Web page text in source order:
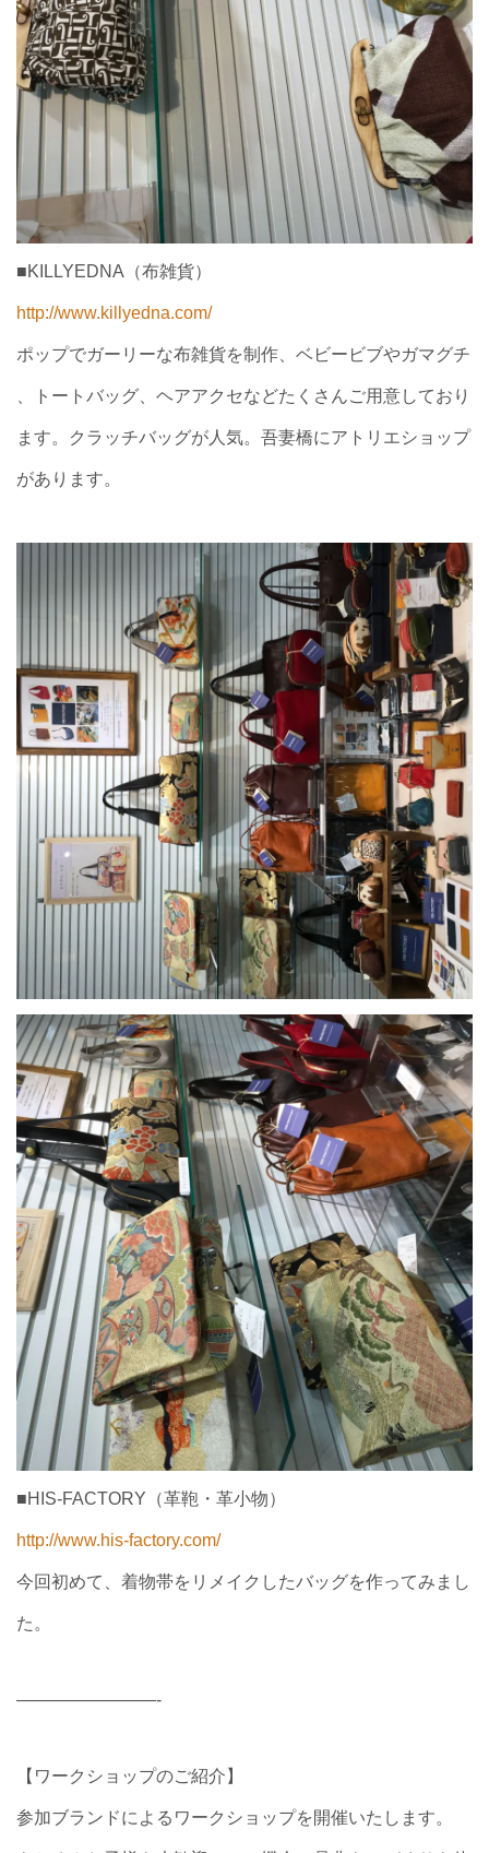
■KILLYEDNA（布雑貨）
http://www.killyedna.com/
ポップでガーリーな布雑貨を制作、ベビービブやガマグチ
、トートバッグ、ヘアアクセなどたくさんご用意しており
ます。クラッチバッグが人気。吾妻橋にアトリエショップ
があります。
■HIS-FACTORY（革鞄・革小物）
http://www.his-factory.com/
今回初めて、着物帯をリメイクしたバッグを作ってみまし
た。
————————-
【ワークショップのご紹介】
参加ブランドによるワークショップを開催いたします。